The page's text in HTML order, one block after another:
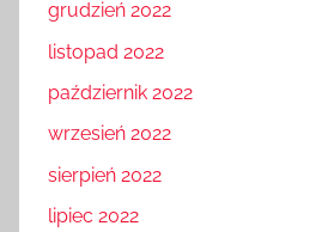
grudzień 2022
listopad 2022
październik 2022
wrzesień 2022
sierpień 2022
lipiec 2022